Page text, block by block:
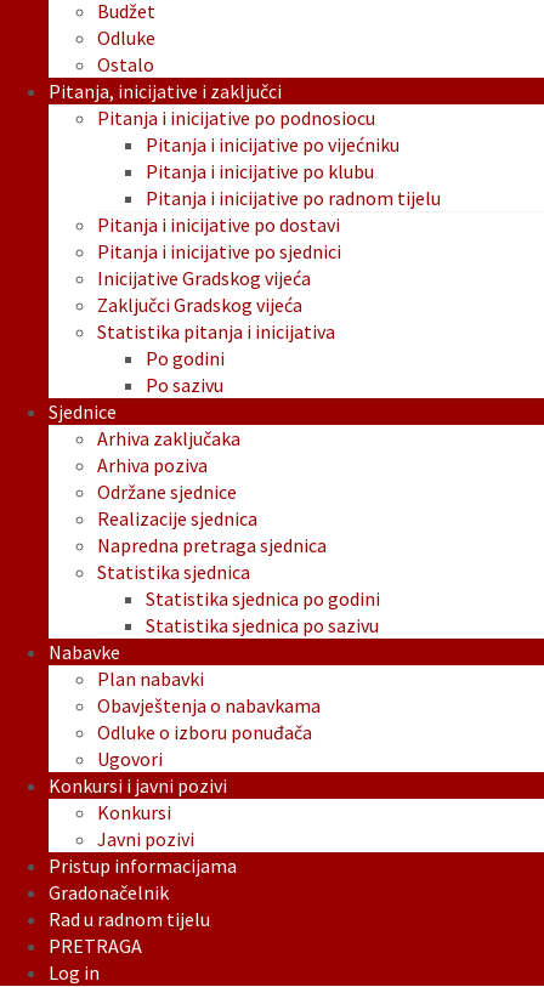
Budžet
Odluke
Ostalo
Pitanja, inicijative i zaključci
Pitanja i inicijative po podnosiocu
Pitanja i inicijative po vijećniku
Pitanja i inicijative po klubu
Pitanja i inicijative po radnom tijelu
Pitanja i inicijative po dostavi
Pitanja i inicijative po sjednici
Inicijative Gradskog vijeća
Zaključci Gradskog vijeća
Statistika pitanja i inicijativa
Po godini
Po sazivu
Sjednice
Arhiva zaključaka
Arhiva poziva
Održane sjednice
Realizacije sjednica
Napredna pretraga sjednica
Statistika sjednica
Statistika sjednica po godini
Statistika sjednica po sazivu
Nabavke
Plan nabavki
Obavještenja o nabavkama
Odluke o izboru ponuđača
Ugovori
Konkursi i javni pozivi
Konkursi
Javni pozivi
Pristup informacijama
Gradonačelnik
Rad u radnom tijelu
PRETRAGA
Log in